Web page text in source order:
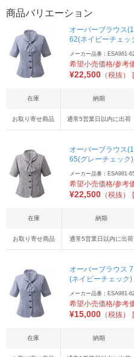
商品バリエーション
オーバーブラウス
62(ネイビーチェッ
メーカー品番：ESA981-
希望小売価格/参考
¥22,500 （税抜）
在庫 納期
お取り寄せ商品 通常5営業日以内に出荷
オーバーブラウス
65(グレーチェック)
メーカー品番：ESA981-
希望小売価格/参考
¥22,500 （税抜）
在庫 納期
お取り寄せ商品 通常5営業日以内に出荷
オーバーブラウス
(ネイビーチェック)
メーカー品番：ESA981-
希望小売価格/参考
¥15,000 （税抜）
在庫 納期